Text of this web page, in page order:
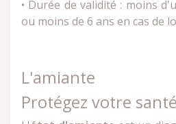
• Durée de validité : moins
ou moins de 6 ans en cas de
L'amiante
Protégez votre santé